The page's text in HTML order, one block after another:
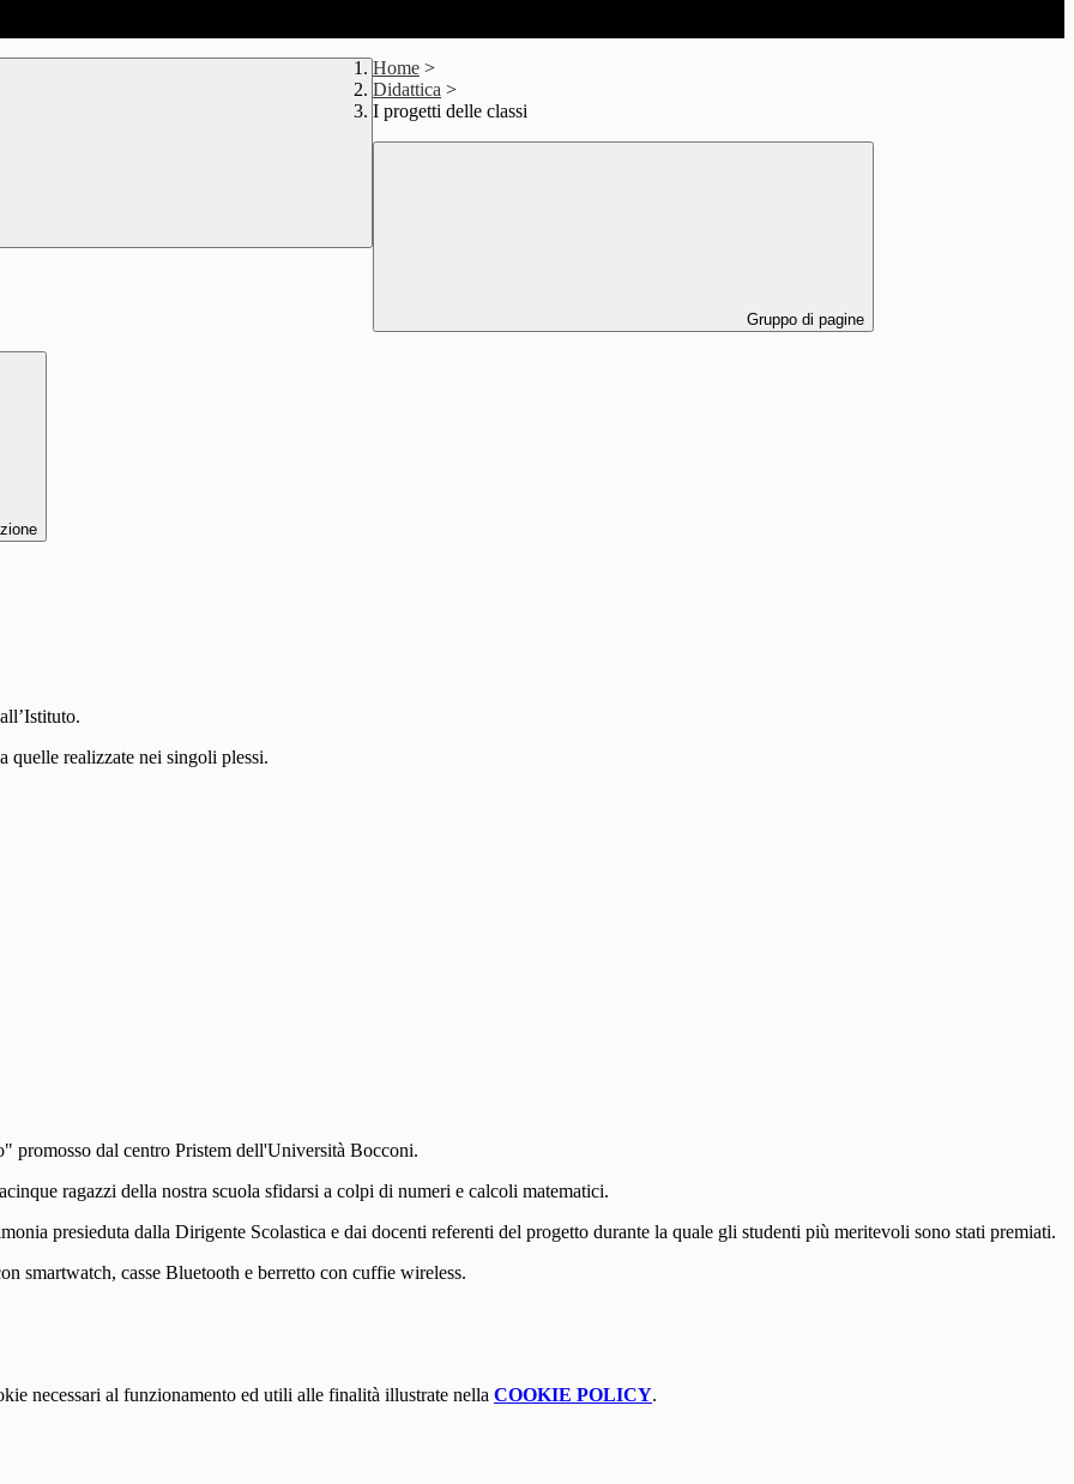
Home >
Didattica >
I progetti delle classi
Gruppo di pagine
quelle realizzate nei singoli plessi.
promosso dal centro Pristem dell'Università Bocconi.
ragazzi della nostra scuola sfidarsi a colpi di numeri e calcoli matematici.
presieduta dalla Dirigente Scolastica e dai docenti referenti del progetto durante la quale gli studenti più meritevoli sono stati premiati.
smartwatch, casse Bluetooth e berretto con cuffie wireless.
necessari al funzionamento ed utili alle finalità illustrate nella COOKIE POLICY.